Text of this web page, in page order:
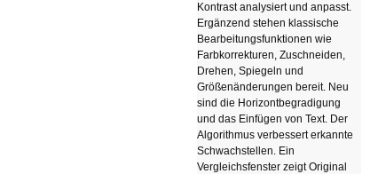
Kontrast analysiert und anpasst.
Ergänzend stehen klassische
Bearbeitungsfunktionen wie
Farbkorrekturen, Zuschneiden,
Drehen, Spiegeln und
Größenänderungen bereit. Neu
sind die Horizontbegradigung
und das Einfügen von Text. Der
Algorithmus verbessert erkannte
Schwachstellen. Ein
Vergleichsfenster zeigt Original